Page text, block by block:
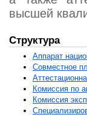
высшей
Структура
Аппарат
Совместное
Комиссия по
Комиссия